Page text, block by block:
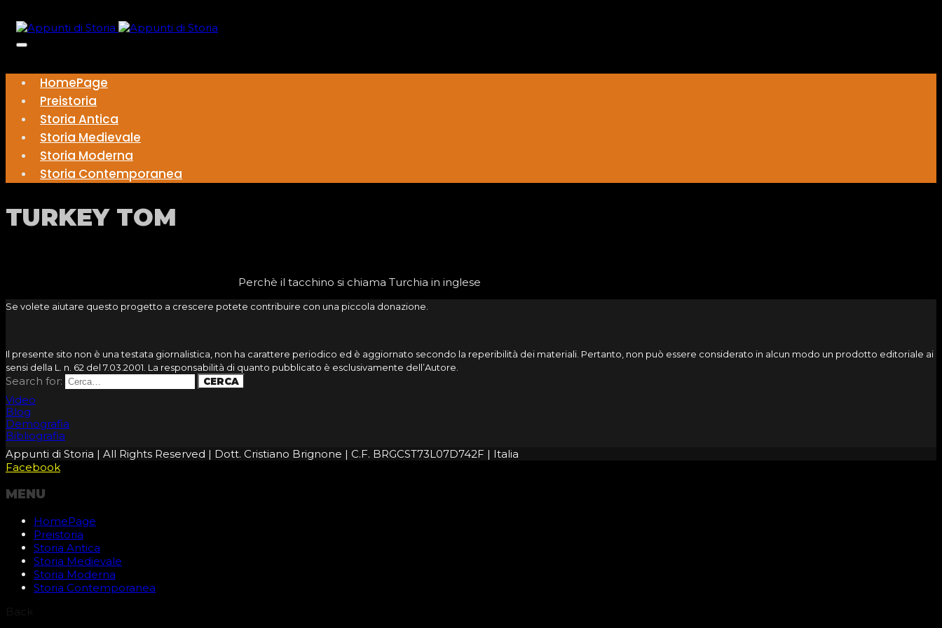
HomePage
Preistoria
Storia Antica
Storia Medievale
Storia Moderna
Storia Contemporanea
TURKEY TOM
Perchè il tacchino si chiama Turchia in inglese
Se volete aiutare questo progetto a crescere potete contribuire con una piccola donazione.
Il presente sito non è una testata giornalistica, non ha carattere periodico ed è aggiornato secondo la reperibilità dei materiali. Pertanto, non può essere considerato in alcun modo un prodotto editoriale ai
sensi della L. n. 62 del 7.03.2001. La responsabilità di quanto pubblicato è esclusivamente dell’Autore.
Search for:
Video
Blog
Demografia
Bibliografia
Appunti di Storia | All Rights Reserved | Dott. Cristiano Brignone | C.F. BRGCST73L07D742F | Italia
Facebook
MENU
HomePage
Preistoria
Storia Antica
Storia Medievale
Storia Moderna
Storia Contemporanea